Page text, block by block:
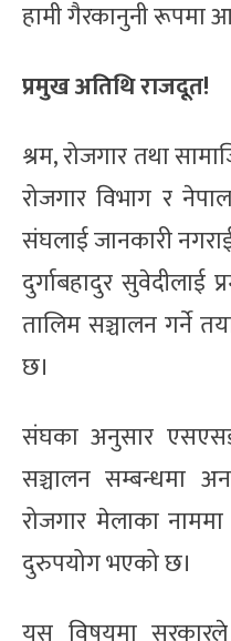
हामी गैरकानुनी रूपमा
प्रमुख अतिथि राजदूत!
श्रम, रोजगार तथा
रोजगार विभाग र
संघलाई जानकारी
दुर्गाबहादुर सुवेदीलाई
तालिम सञ्चालन गर्ने
छ।
संघका अनुसार
सञ्चालन सम्बन्धमा
रोजगार मेलाका
दुरुपयोग भएको छ।